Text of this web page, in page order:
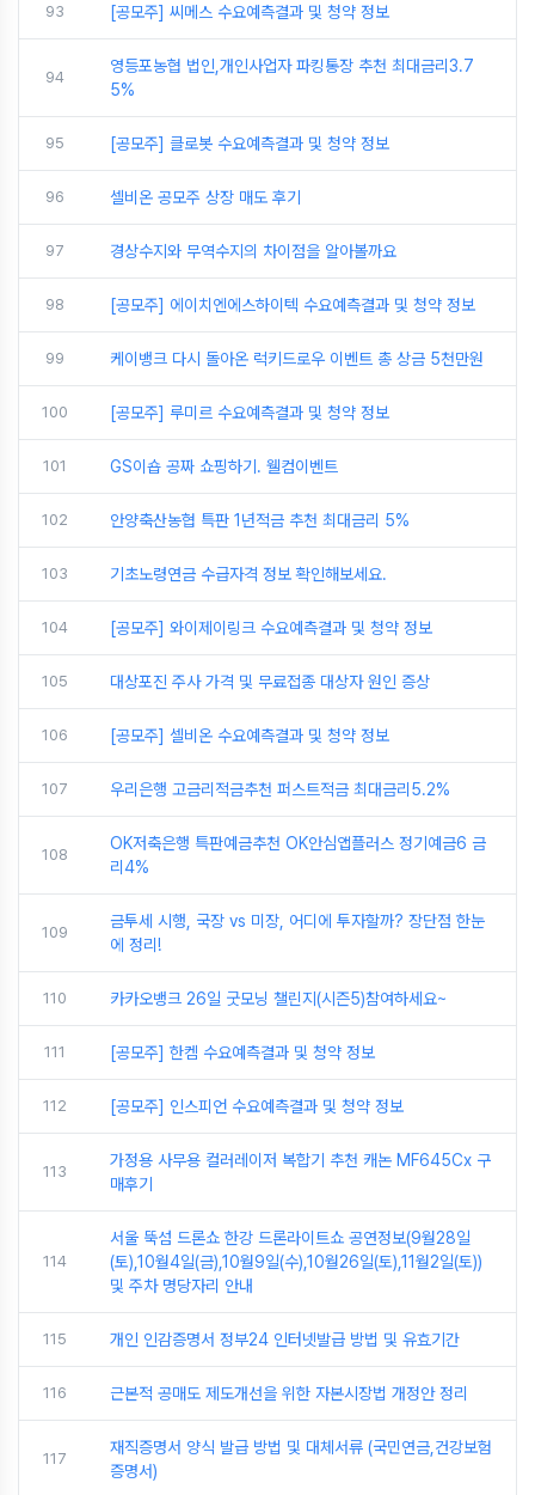
93 [공모주] 씨메스 수요예측결과 및 청약 정보
94
영등포농협 법인,개인사업자 파킹통장 추천 최대금리3.7
5%
95 [공모주] 클로봇 수요예측결과 및 청약 정보
96 셀비온 공모주 상장 매도 후기
97 경상수지와 무역수지의 차이점을 알아볼까요
98 [공모주] 에이치엔에스하이텍 수요예측결과 및 청약 정보
99 케이뱅크 다시 돌아온 럭키드로우 이벤트 총 상금 5천만원
100 [공모주] 루미르 수요예측결과 및 청약 정보
101 GS이숍 공짜 쇼핑하기. 웰컴이벤트
102 안양축산농협 특판 1년적금 추천 최대금리 5%
103 기초노령연금 수급자격 정보 확인해보세요.
104 [공모주] 와이제이링크 수요예측결과 및 청약 정보
105 대상포진 주사 가격 및 무료접종 대상자 원인 증상
106 [공모주] 셀비온 수요예측결과 및 청약 정보
107 우리은행 고금리적금추천 퍼스트적금 최대금리5.2%
108
OK저축은행 특판예금추천 OK안심앱플러스 정기예금6 금
리4%
109
금투세 시행, 국장 vs 미장, 어디에 투자할까? 장단점 한눈
에 정리!
110 카카오뱅크 26일 굿모닝 챌린지(시즌5)참여하세요~
111 [공모주] 한켐 수요예측결과 및 청약 정보
112 [공모주] 인스피언 수요예측결과 및 청약 정보
113
가정용 사무용 컬러레이저 복합기 추천 캐논 MF645Cx 구
매후기
114
서울 뚝섬 드론쇼 한강 드론라이트쇼 공연정보(9월28일
(토),10월4일(금),10월9일(수),10월26일(토),11월2일(토))
및 주차 명당자리 안내
115 개인 인감증명서 정부24 인터넷발급 방법 및 유효기간
116 근본적 공매도 제도개선을 위한 자본시장법 개정안 정리
117
재직증명서 양식 발급 방법 및 대체서류 (국민연금,건강보험
증명서)